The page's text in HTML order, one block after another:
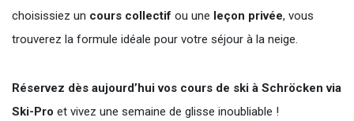
choisissiez un cours collectif ou une leçon privée, vous
trouverez la formule idéale pour votre séjour à la neige.
Réservez dès aujourd’hui vos cours de ski à Schröcken via
Ski-Pro et vivez une semaine de glisse inoubliable !